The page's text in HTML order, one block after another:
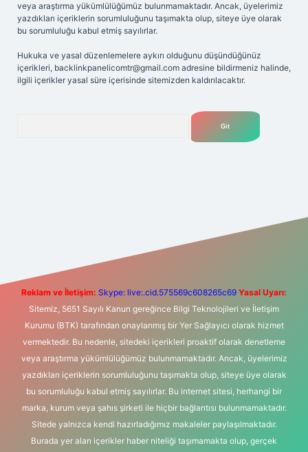
veya araştırma yükümlülüğümüz bulunmamaktadır. Ancak, üyelerimiz
yazdıkları içeriklerin sorumluluğunu taşımakta olup, siteye üye olarak
bu sorumluluğu kabul etmiş sayılırlar.
Hukuka ve yasal düzenlemelere aykırı olduğunu düşündüğünüz
içerikleri, backlinkpanelicomtr@gmail.com adresine bildirmeniz halinde,
ilgili içerikler yasal süre içerisinde sitemizden kaldırılacaktır.
m elexbet
Reklam ve İletişim: Skype: live:.cid.575569c608265c69 Yasal Uyarı:
Sitemiz, 5651 Sayılı Kanun gereğince Bilgi Teknolojileri ve İletişim
Kurumu (BTK) tarafından onaylanmış bir Yer Sağlayıcı olarak hizmet
vermektedir. Bu nedenle, sitedeki içerikleri proaktif olarak denetleme
veya araştırma yükümlülüğümüz bulunmamaktadır. Ancak, üyelerimiz
yazdıkları içeriklerin sorumluluğunu taşımakta olup, siteye üye olarak
bu sorumluluğu kabul etmiş sayılırlar. Bu internet sitesi, herhangi bir
marka, kurum veya şahıs şirketi ile hiçbir bağlantısı bulunmamaktadır.
Sitede yalnızca kendi hazırladığımız makaleler paylaşılmaktadır.
Burada yer alan içerikler haber niteliği taşımamakta olup, gerçek